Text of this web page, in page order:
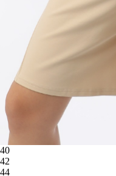
40
42
44